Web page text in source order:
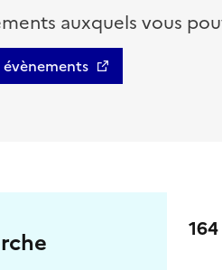
auxquels vous